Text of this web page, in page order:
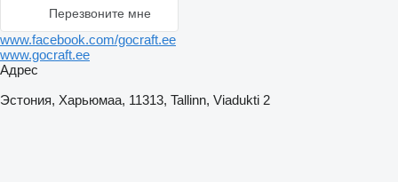
Перезвоните мне
www.facebook.com/gocraft.ee
www.gocraft.ee
Адрес
Эстония, Харьюмаа, 11313, Tallinn, Viadukti 2